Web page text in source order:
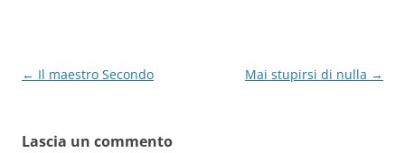
Navigazione
← Il maestro Secondo Mai stupirsi di nulla →
Lascia un commento